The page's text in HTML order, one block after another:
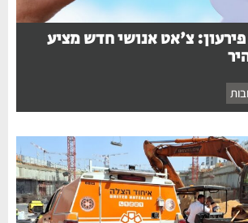
צ'אט אנושי חדש מציע